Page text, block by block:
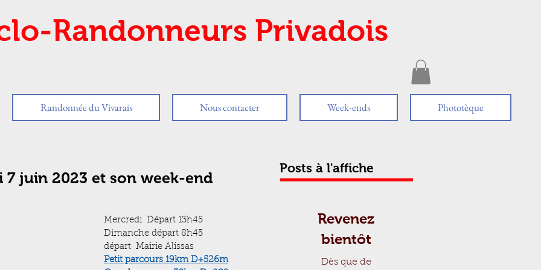
Randonneurs Privadois
Randonnée du Vivarais Nous contacter Week-ends Phototèque
7 juin 2023 et son week-end
Mercredi  Départ 13h45
Dimanche départ 8h45
départ  Mairie Alissas
Petit parcours 19km D+526m
Posts à l'affiche
Revenez
bientôt
Dès que de